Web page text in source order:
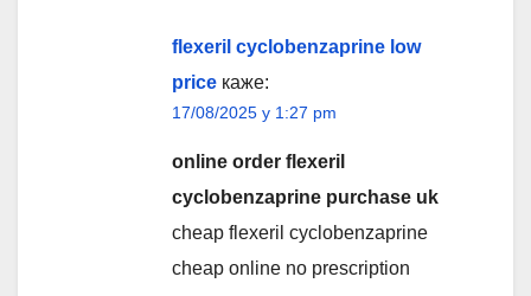
flexeril cyclobenzaprine low
price каже:
17/08/2025 у 1:27 pm
online order flexeril
cyclobenzaprine purchase uk
cheap flexeril cyclobenzaprine
cheap online no prescription